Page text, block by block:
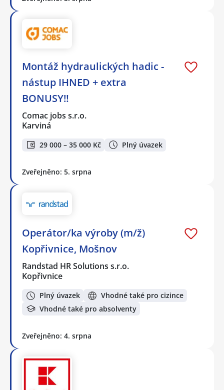
Montáž hydraulických hadic -
nástup IHNED + extra
BONUSY‼️
Comac jobs s.r.o.
Karviná
29 000 – 35 000 Kč Plný úvazek
Zveřejněno: 5. srpna
Operátor/ka výroby (m/ž)
Kopřivnice, Mošnov
Randstad HR Solutions s.r.o.
Kopřivnice
Plný úvazek
Vhodné také pro cizince
Vhodné také pro absolventy
Zveřejněno: 4. srpna